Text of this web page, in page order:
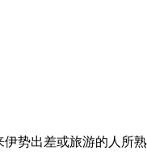
势出差或旅游的人所熟